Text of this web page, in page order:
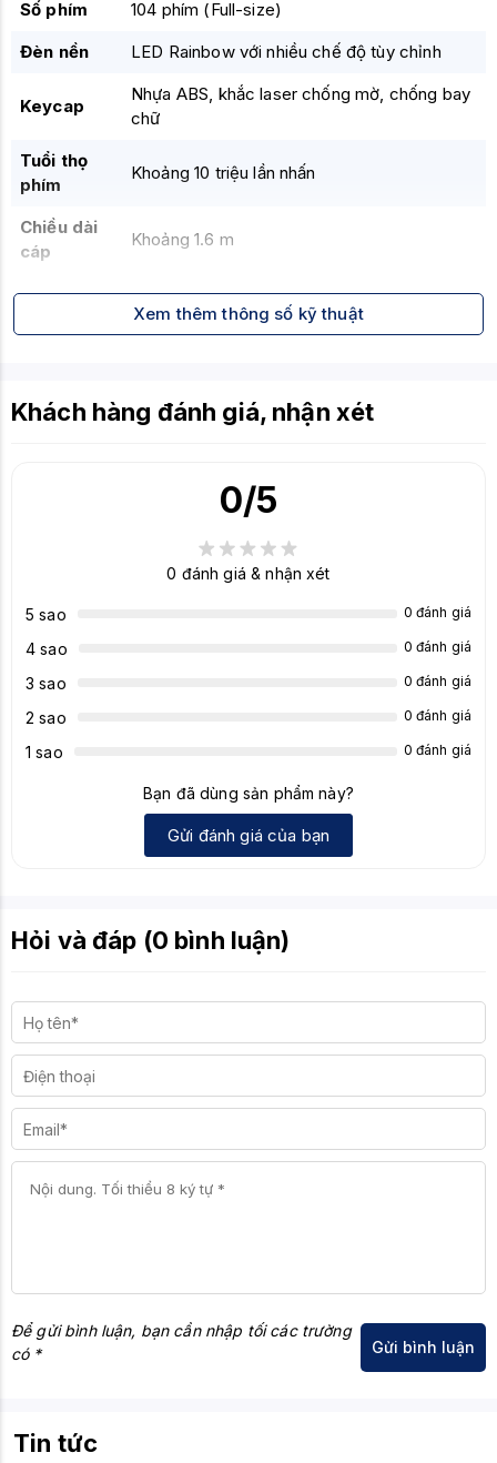
Số phím
104 phím (Full-size)
Đèn nền
LED Rainbow với nhiều chế độ tùy chỉnh
Keycap
Nhựa ABS, khắc laser chống mờ, chống bay
chữ
Tuổi thọ
phím
Khoảng 10 triệu lần nhấn
Chiều dài
cáp
Khoảng 1.6 m
Tính năng
Anti-Ghosting, tổ hợp phím Multimedia (Fn+)
Loại cảm
biến
Quang học (Optical)
800 - 1200 - 1600 - 2400 (có nút điều chỉnh)
4 nút (Trái, phải, cuộn, nút chỉnh DPI)
LED 7 màu tự thay đổi
Ergonomic, cầm vừa tay, phù hợp cho cả
Chiều dài
cáp
Xem thêm thông số kỹ thuật
Khách hàng đánh giá, nhận xét
0/5
0 đánh giá & nhận xét
5 sao 0 đánh giá
4 sao 0 đánh giá
3 sao 0 đánh giá
2 sao 0 đánh giá
1 sao 0 đánh giá
Bạn đã dùng sản phẩm này?
Gửi đánh giá của bạn
Hỏi và đáp (0 bình luận)
Để gửi bình luận, bạn cần nhập tối các trường
có *
Tin tức